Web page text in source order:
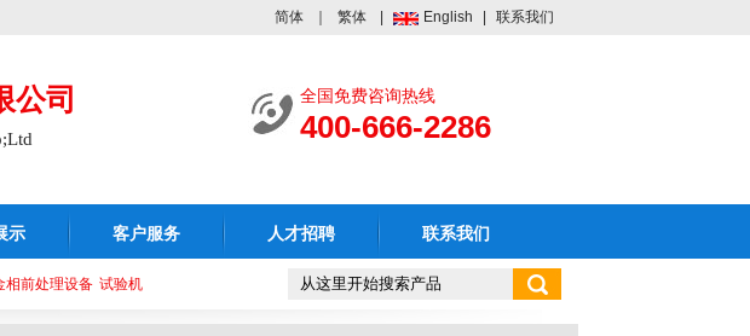
简体 繁体 English 联系我们
公司 全国免费咨询热线
400-666-2286
示 客户服务 人才招聘 联系我们
相前处理设备 试验机